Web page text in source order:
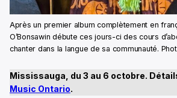
Après un premier album complètement en
O’Bonsawin débute ces jours-ci des cours
chanter dans la langue de sa communauté.
Mississauga, du 3 au 6 octobre.
Music Ontario.